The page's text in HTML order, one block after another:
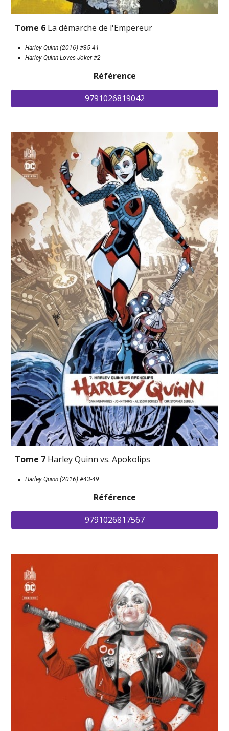
Tome 6 La démarche de l'Empereur
Harley Quinn (2016) #35-41
Harley Quinn Loves Joker #2
Référence
9791026819042
Tome 7 Harley Quinn vs. Apokolips
Harley Quinn (2016) #43-49
Référence
9791026817567